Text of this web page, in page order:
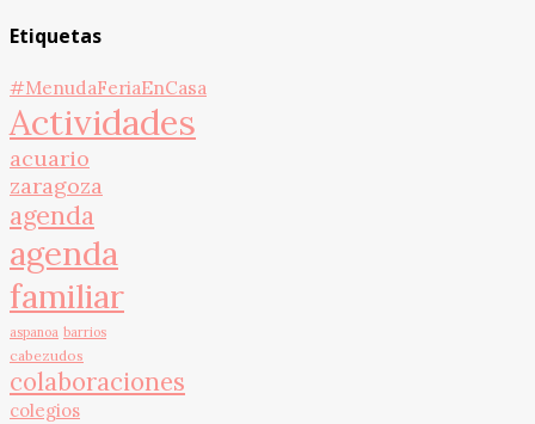
Etiquetas
#MenudaFeriaEnCasa
Actividades
acuario
zaragoza
agenda
agenda
familiar
aspanoa barrios
cabezudos
colaboraciones
colegios